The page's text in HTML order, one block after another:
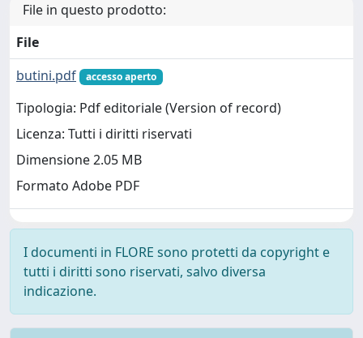
File in questo prodotto:
File
butini.pdf
accesso aperto
Tipologia: Pdf editoriale (Version of record)
Licenza: Tutti i diritti riservati
Dimensione 2.05 MB
Formato Adobe PDF
I documenti in FLORE sono protetti da copyright e
tutti i diritti sono riservati, salvo diversa
indicazione.